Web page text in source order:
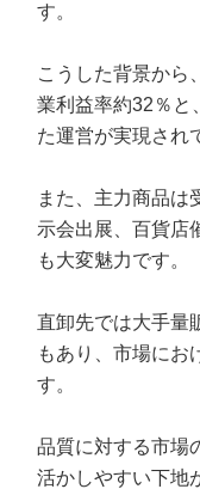
す。
こうした背景から
業利益率約32％と
た運営が実現され
また、主力商品は
示会出展、百貨店
も大変魅力です。
直卸先では大手量
もあり、市場にお
す。
品質に対する市場
活かしやすい下地